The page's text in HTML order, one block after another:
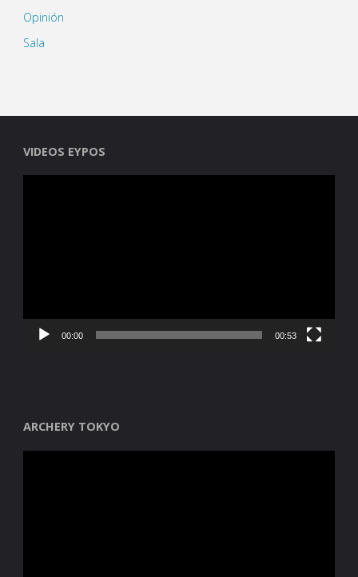
Opinión
Sala
VIDEOS EYPOS
00:00 00:53
ARCHERY TOKYO